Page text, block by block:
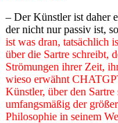
– Der Künstler ist daher
der nicht nur passiv ist,
ist was dran, tatsächlich
über die Sartre schreibt,
Strömungen ihrer Zeit,
wieso erwähnt
Künstler, über den
umfangsmäßig der
Philosophie in seinem